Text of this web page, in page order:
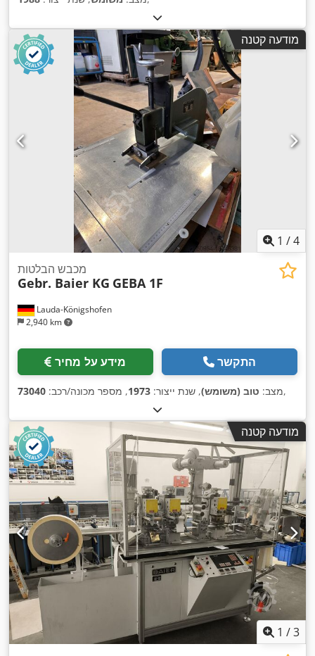
מודעה קטנה
1 /4
Lauda-Königshofen
2,940 km
מכבש הבלטות
Gebr. Baier KG GEBA 1F
מידע על מחיר התקשר
מצב: טוב (משומש), שנת ייצור: 1973, מספר מכונה/רכב: 73040 ,
מודעה קטנה
1 /3